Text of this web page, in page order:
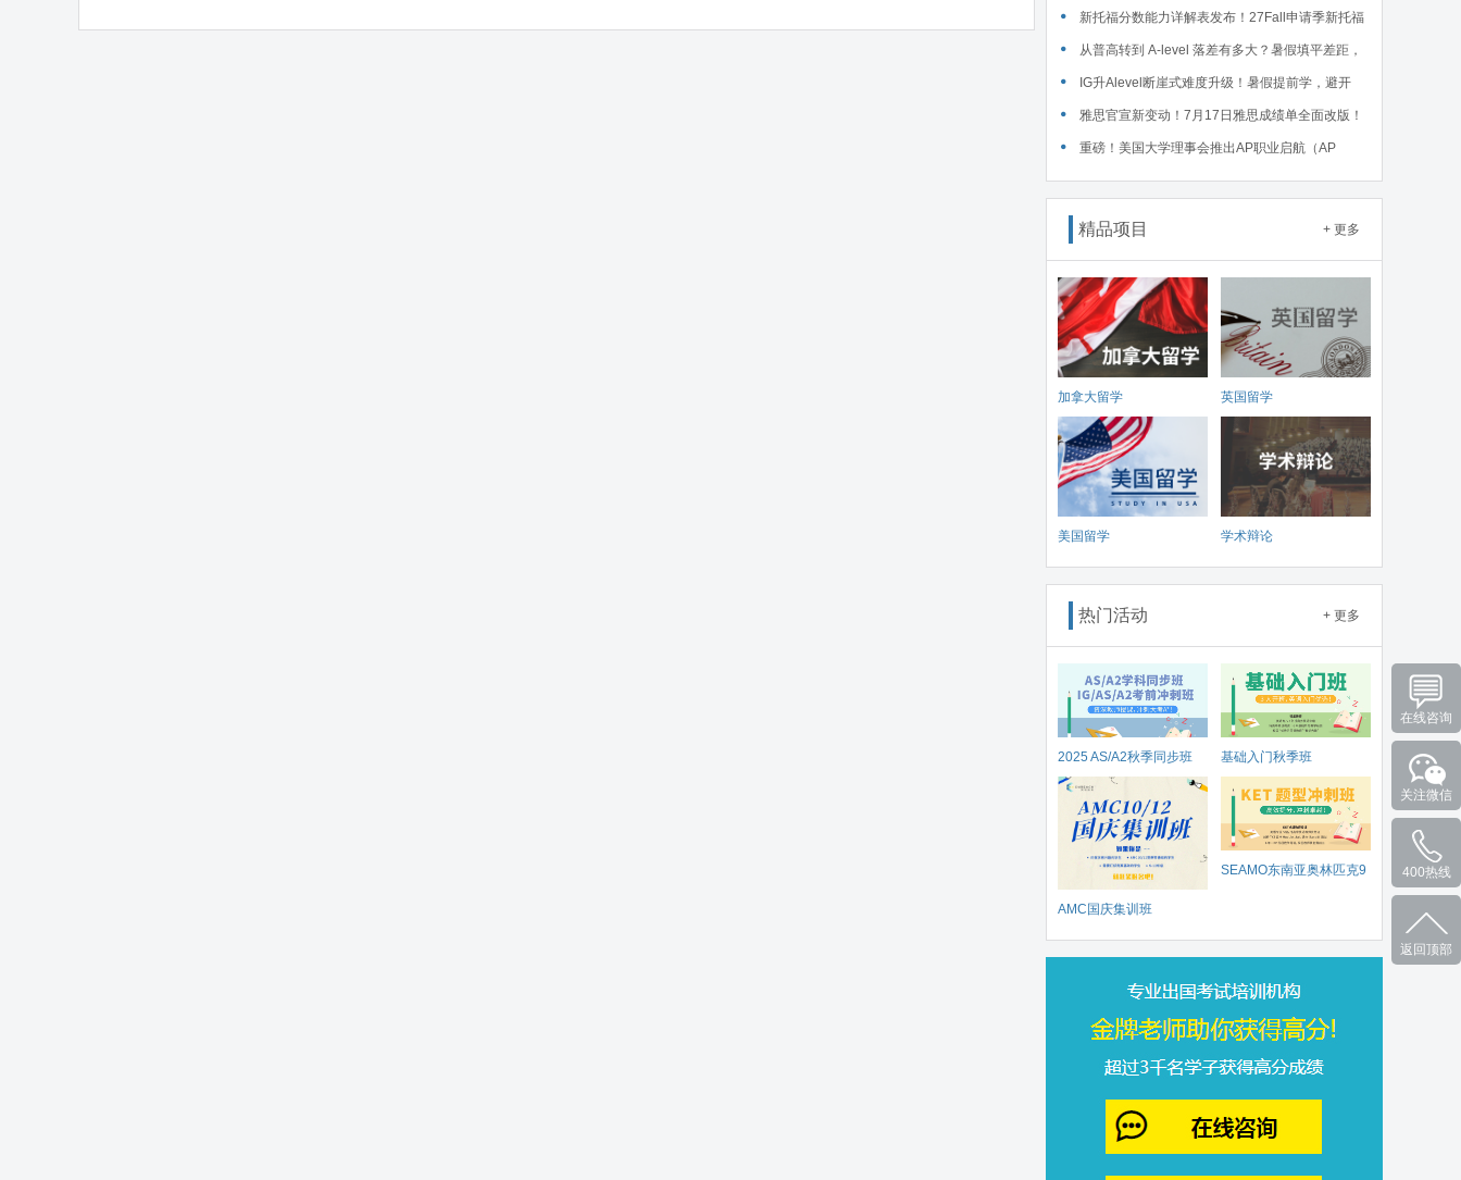
新托福分数能力详解表发布！27Fall申请季新托福
考试院校录取要求汇总！
从普高转到 A-level 落差有多大？暑假填平差距，
首考 A * 不是梦！
IG升Alevel断崖式难度升级！暑假提前学，避开
90%的升学大坑
雅思官宣新变动！7月17日雅思成绩单全面改版！
重磅！美国大学理事会推出AP职业启航（AP
Career Kickstart）新课程！
精品项目 + 更多
加拿大留学 英国留学
美国留学 学术辩论
热门活动 + 更多
2025 AS/A2秋季同步班 基础入门秋季班
AMC国庆集训班
SEAMO东南亚奥林匹克9
在线咨询
关注微信
400热线
返回顶部